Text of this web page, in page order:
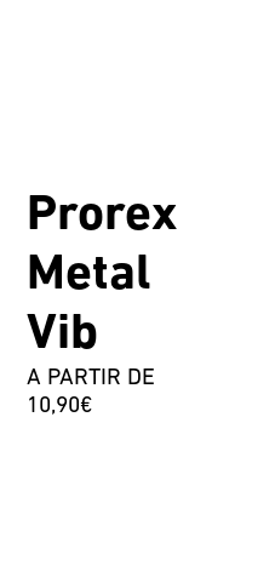
Prorex
Metal
Vib
A PARTIR DE
10,90€